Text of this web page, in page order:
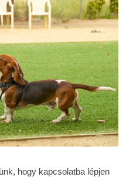
hogy kapcsolatba lépjen